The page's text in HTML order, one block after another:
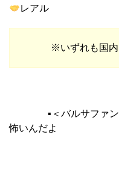
レアル
※いずれも国内カ
▪︎＜バルサファン＞
怖いんだよ